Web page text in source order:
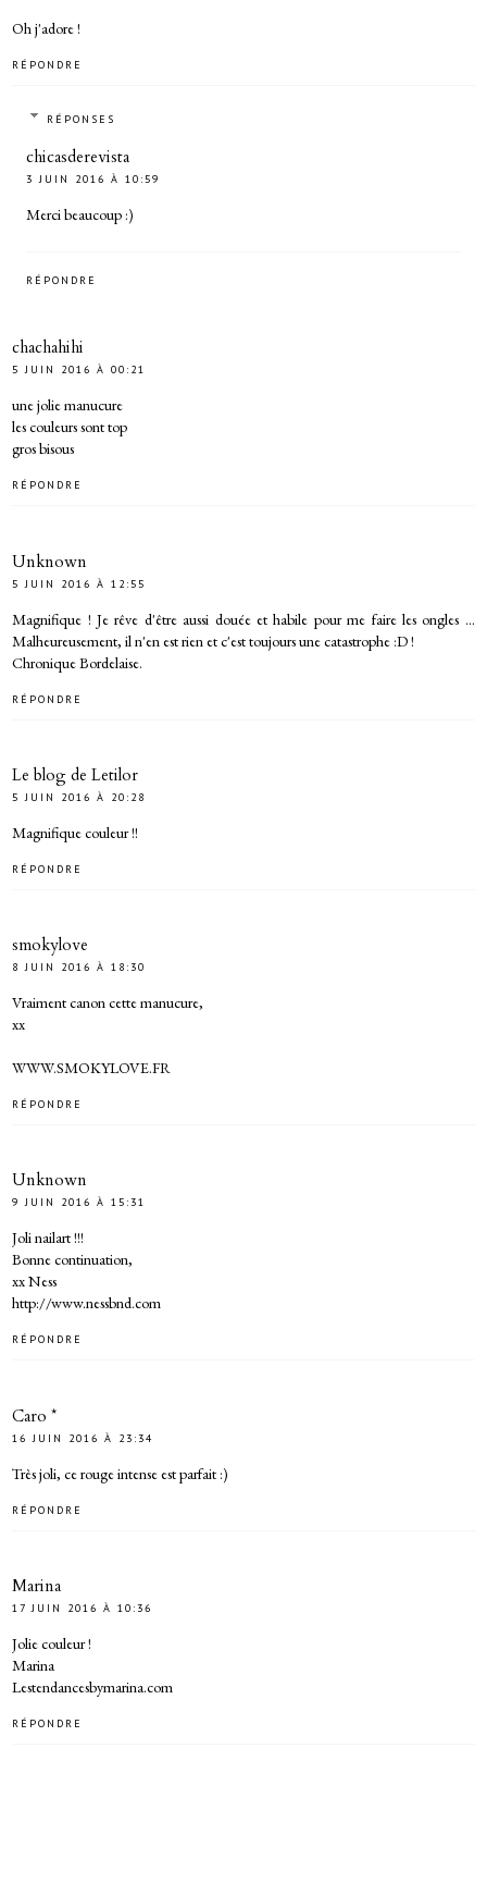
Oh j'adore !
RÉPONDRE
RÉPONSES
chicasderevista
3 JUIN 2016 À 10:59
Merci beaucoup :)
RÉPONDRE
chachahihi
5 JUIN 2016 À 00:21
une jolie manucure
les couleurs sont top
gros bisous
RÉPONDRE
Unknown
5 JUIN 2016 À 12:55
Magnifique ! Je rêve d'être aussi douée et habile pour me faire les ongles ...
Malheureusement, il n'en est rien et c'est toujours une catastrophe :D !
Chronique Bordelaise.
RÉPONDRE
Le blog de Letilor
5 JUIN 2016 À 20:28
Magnifique couleur !!
RÉPONDRE
smokylove
8 JUIN 2016 À 18:30
Vraiment canon cette manucure,
xx
WWW.SMOKYLOVE.FR
RÉPONDRE
Unknown
9 JUIN 2016 À 15:31
Joli nailart !!!
Bonne continuation,
xx Ness
http://www.nessbnd.com
RÉPONDRE
Caro *
16 JUIN 2016 À 23:34
Très joli, ce rouge intense est parfait :)
RÉPONDRE
Marina
17 JUIN 2016 À 10:36
Jolie couleur !
Marina
Lestendancesbymarina.com
RÉPONDRE